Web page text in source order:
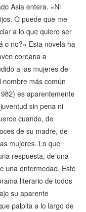
Asia entera. «Ni
O puede que me
a lo que quiero ser
o no?» Esta novela ha
coreana a
a las mujeres de
nombre más común
es aparentemente
sin pena ni
cuando, de
de su madre, de
mujeres. Lo que
respuesta, de una
una enfermedad. Este
literario de todos
su aparente
palpita a lo largo de